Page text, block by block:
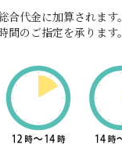
代金に加算されます。
のご指定を承ります。